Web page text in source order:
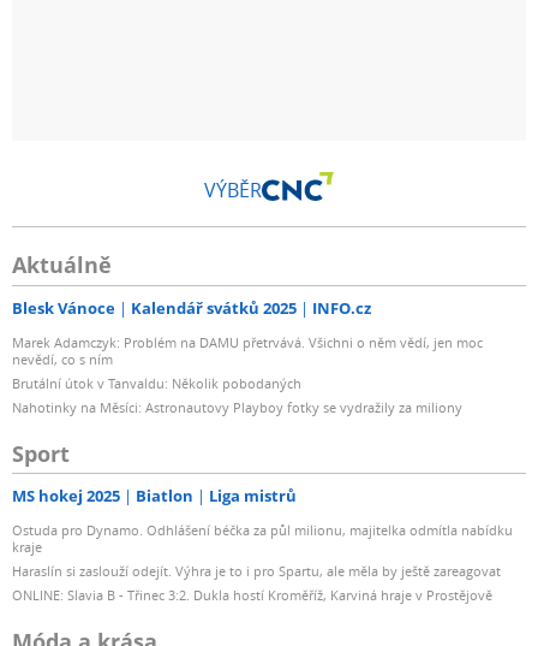
VÝBĚR
Aktuálně
Blesk Vánoce Kalendář svátků 2025 INFO.cz
Marek Adamczyk: Problém na DAMU přetrvává. Všichni o něm vědí, jen moc
nevědí, co s ním
Brutální útok v Tanvaldu: Několik pobodaných
Nahotinky na Měsíci: Astronautovy Playboy fotky se vydražily za miliony
Sport
MS hokej 2025 Biatlon Liga mistrů
Ostuda pro Dynamo. Odhlášení béčka za půl milionu, majitelka odmítla nabídku
kraje
Haraslín si zaslouží odejít. Výhra je to i pro Spartu, ale měla by ještě zareagovat
ONLINE: Slavia B - Třinec 3:2. Dukla hostí Kroměříž, Karviná hraje v Prostějově